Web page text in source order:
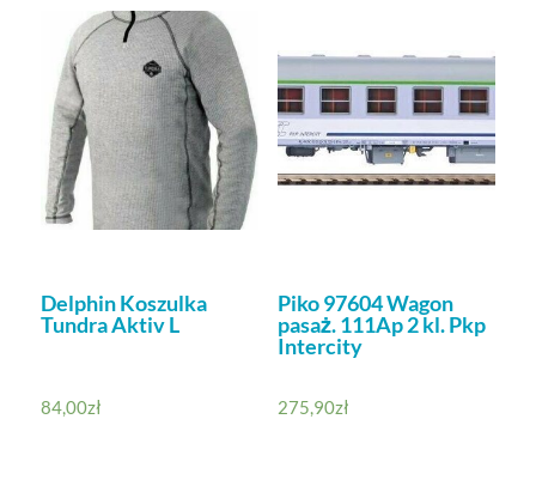
Delphin Koszulka
Tundra Aktiv L
84,00zł
Piko 97604 Wagon
pasaż. 111Ap 2 kl. Pkp
Intercity
275,90zł